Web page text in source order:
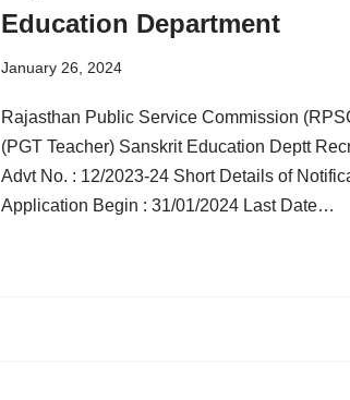
Education Department
January 26, 2024
Rajasthan Public Service Commission
(PGT Teacher) Sanskrit Education Deptt
Advt No. : 12/2023-24 Short Details of
Application Begin : 31/01/2024 Last Date…